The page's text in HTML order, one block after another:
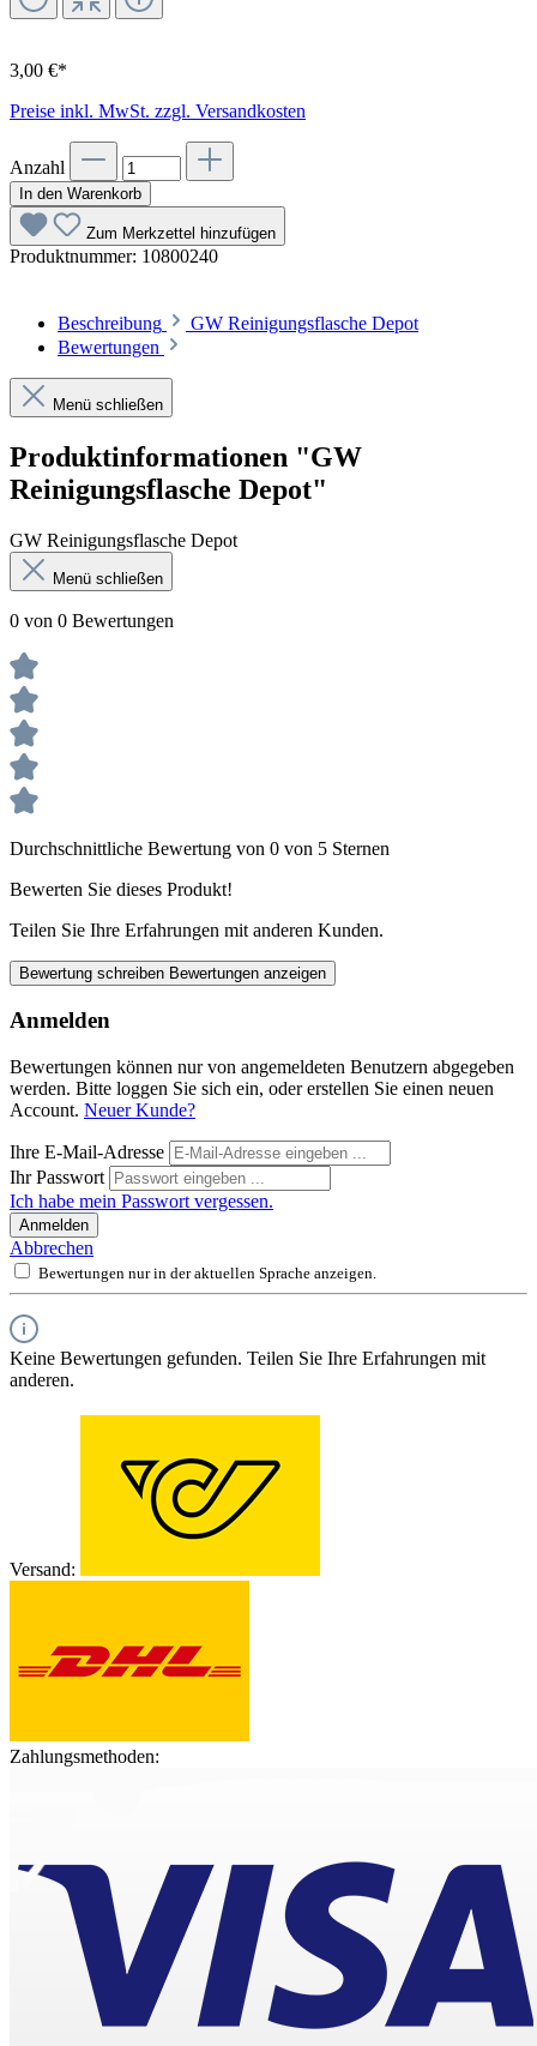
3,00 €*
Preise inkl. MwSt. zzgl. Versandkosten
Anzahl
In den Warenkorb
Zum Merkzettel hinzufügen
Produktnummer: 10800240
Beschreibung
GW Reinigungsflasche Depot
Bewertungen
Menü schließen
Produktinformationen "GW
Reinigungsflasche Depot"
GW Reinigungsflasche Depot
Menü schließen
0 von 0 Bewertungen
Durchschnittliche Bewertung von 0 von 5 Sternen
Bewerten Sie dieses Produkt!
Teilen Sie Ihre Erfahrungen mit anderen Kunden.
Bewertung schreiben Bewertungen anzeigen
Anmelden
Bewertungen können nur von angemeldeten Benutzern abgegeben
werden. Bitte loggen Sie sich ein, oder erstellen Sie einen neuen
Account. Neuer Kunde?
Ihre E-Mail-Adresse
Ihr Passwort
Ich habe mein Passwort vergessen.
Anmelden
Abbrechen
Bewertungen nur in der aktuellen Sprache anzeigen.
Keine Bewertungen gefunden. Teilen Sie Ihre Erfahrungen mit
anderen.
Versand:
Zahlungsmethoden: